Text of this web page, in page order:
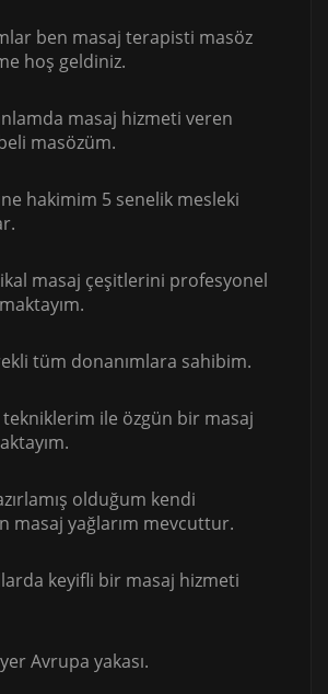
ben masaj terapisti masöz
hoş geldiniz.
masaj hizmeti veren
masözüm.
hakimim 5 senelik mesleki
masaj çeşitlerini profesyonel
tüm donanımlara sahibim.
ile özgün bir masaj
olduğum kendi
masaj yağlarım mevcuttur.
keyifli bir masaj hizmeti
Avrupa yakası.